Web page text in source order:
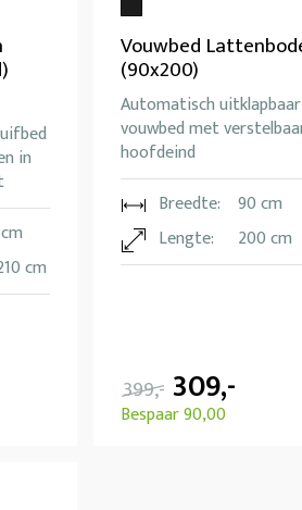
in
cm
Vouwbed
(90x200)
Automatisch uitklapbaar
vouwbed met
hoofdeind
Breedte:
90 cm
Lengte:
200 cm
399,- 309,-
Bespaar 90,00